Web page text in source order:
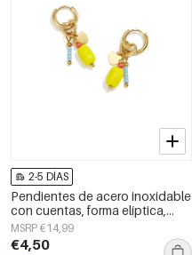
2-5 DÍAS
Pendientes de acero inoxidable
con cuentas, forma elíptica,
lindos, de la serie Daily Simple,
joyería para mujer
MSRP €14,99
€4,50